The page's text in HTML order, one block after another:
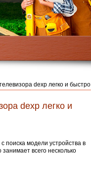
dexp легко и быстро
dexp легко и
поиска модели устройства в
всего несколько